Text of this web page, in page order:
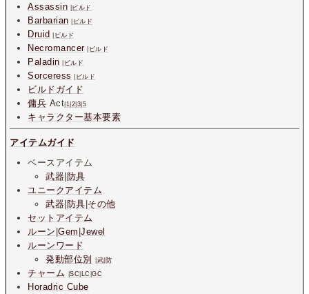
Assassin ビルド
Barbarian ビルド
Druid ビルド
Necromancer| ビルド
Paladin ビルド
Sorceress ビルド
ビルドガイド
傭兵 Act 1 2 3 5
キャラクター基本要素
アイテムガイド
ベースアイテム
武器|防具
ユニークアイテム
武器|防具|その他
セットアイテム
ルーン |Gem |Jewel
ルーンワード
発動部位別
武 防
チャーム |SC LC |GC
Horadric Cube